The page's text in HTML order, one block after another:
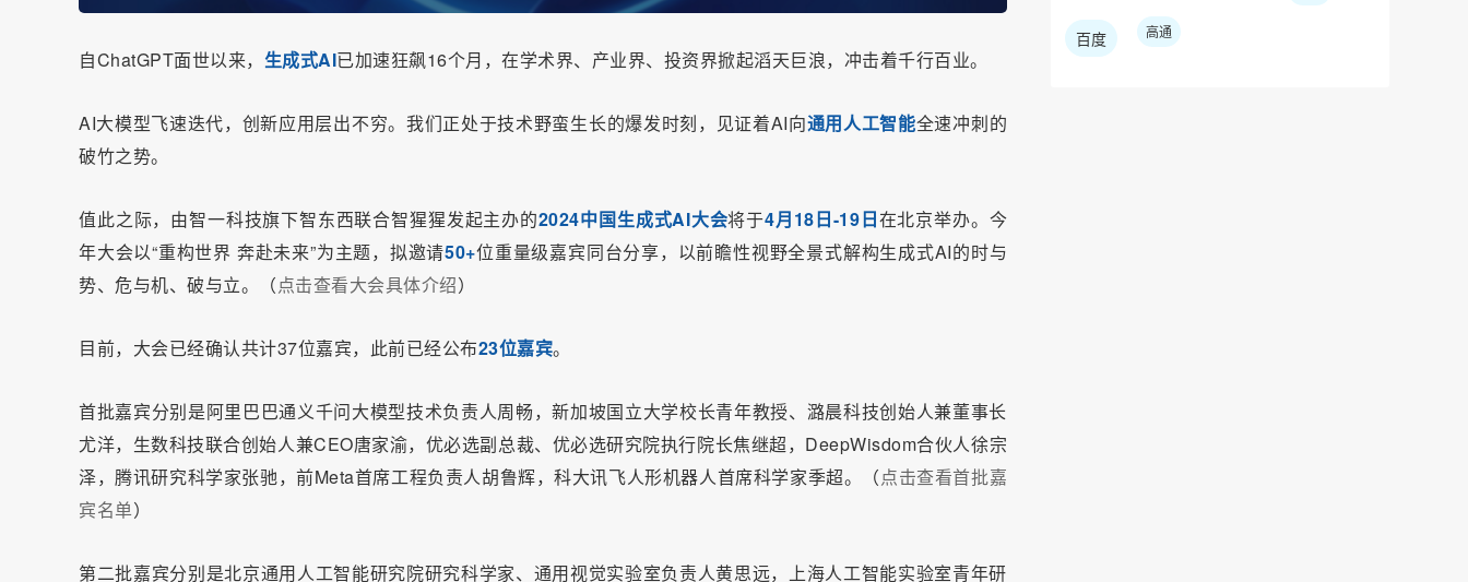
百度 高通
自ChatGPT面世以来， 生成式AI已加速狂飙16个月，在学术界、产业界、投资界掀起滔天巨浪，冲击着千行百业。
AI大模型飞速迭代，创新应用层出不穷。我们正处于技术野蛮生长的爆发时刻，见证着AI向通用人工智能全速冲刺的
破竹之势。
值此之际，由智一科技旗下智东西联合智猩猩发起主办的2024中国生成式AI大会将于4月18日-19日在北京举办。今
年大会以“重构世界 奔赴未来”为主题，拟邀请50+位重量级嘉宾同台分享，以前瞻性视野全景式解构生成式AI的时与
势、危与机、破与立。（点击查看大会具体介绍）
目前，大会已经确认共计37位嘉宾，此前已经公布23位嘉宾。
首批嘉宾分别是阿里巴巴通义千问大模型技术负责人周畅，新加坡国立大学校长青年教授、潞晨科技创始人兼董事长
尤洋，生数科技联合创始人兼CEO唐家渝，优必选副总裁、优必选研究院执行院长焦继超，DeepWisdom合伙人徐宗
泽，腾讯研究科学家张驰，前Meta首席工程负责人胡鲁辉，科大讯飞人形机器人首席科学家季超。（点击查看首批嘉
宾名单）
第二批嘉宾分别是北京通用人工智能研究院研究科学家、通用视觉实验室负责人黄思远，上海人工智能实验室青年研